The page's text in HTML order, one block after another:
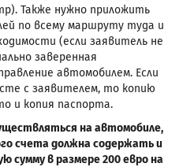
Также нужно приложить
по всему маршруту туда и
(если заявитель не
заверенная
автомобилем. Если
с заявителем, то копию
и копия паспорта.
на автомобиле,
счета должна содержать и
сумму в размере 200 евро на